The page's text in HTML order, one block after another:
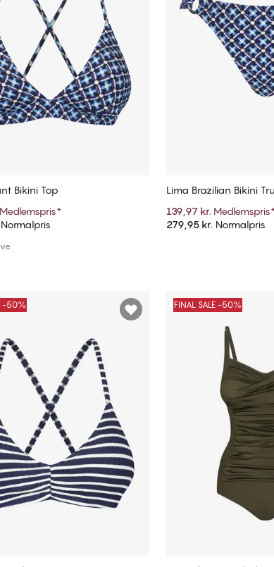
Tilføj til kurv
Bikini Top
Medlemspris*
Normalpris
Tilføj til
Lima Brazilian Bikini
139,97 kr. Medlemspris
279,95 kr. Normalpris
-50% FINAL SALE -50%